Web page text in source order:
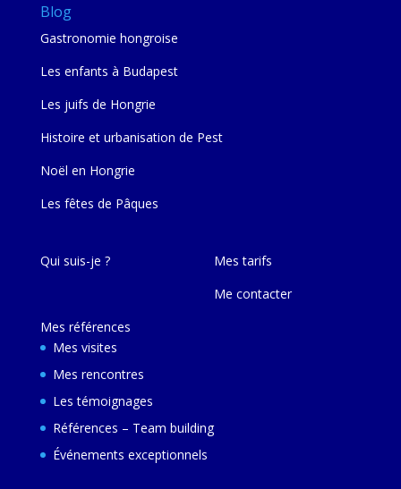
Blog
Gastronomie hongroise
Les enfants à Budapest
Les juifs de Hongrie
Histoire et urbanisation de Pest
Noël en Hongrie
Les fêtes de Pâques
Qui suis-je ?
Mes références
Mes visites
Mes rencontres
Les témoignages
Références – Team building
Événements exceptionnels
Mes tarifs
Me contacter